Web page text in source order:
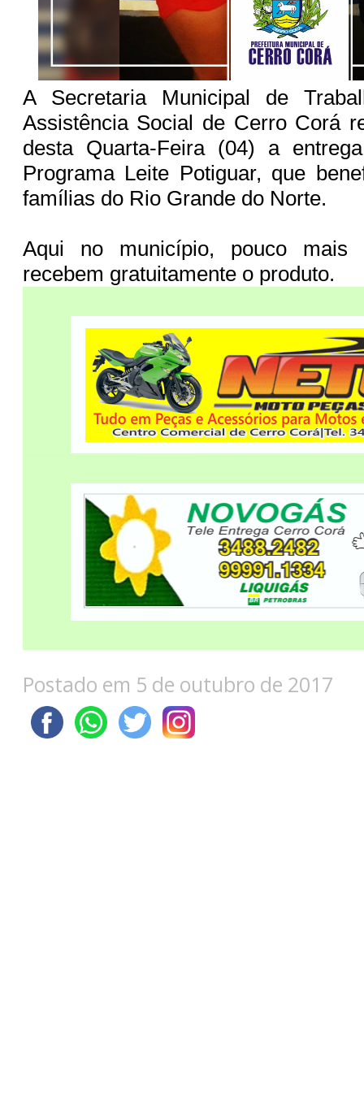
A Secretaria Municipal de
Assistência Social de Cerro Corá
desta Quarta-Feira (04) a
Programa Leite Potiguar, que
famílias do Rio Grande do Norte.
Aqui no município, pouco mais
recebem gratuitamente o produto.
Postado em 5 de outubro de 2017